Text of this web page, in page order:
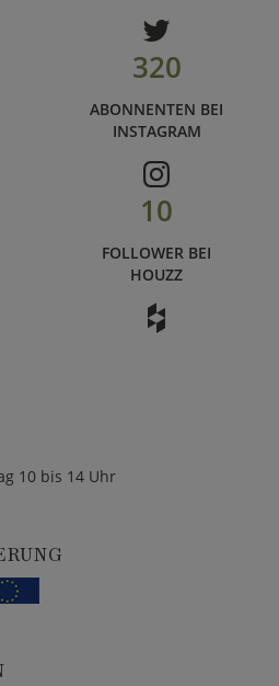
320
ABONNENTEN BEI
INSTAGRAM
10
FOLLOWER BEI
HOUZZ
10 bis 14 Uhr